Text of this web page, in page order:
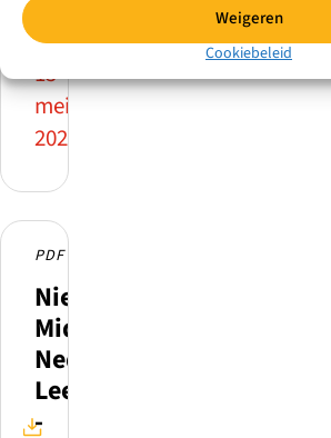
Weigeren
Cookiebeleid
2026
15
mei
2026
PDF
Nieuwsbrief
Midden
Nederland
Leert
-